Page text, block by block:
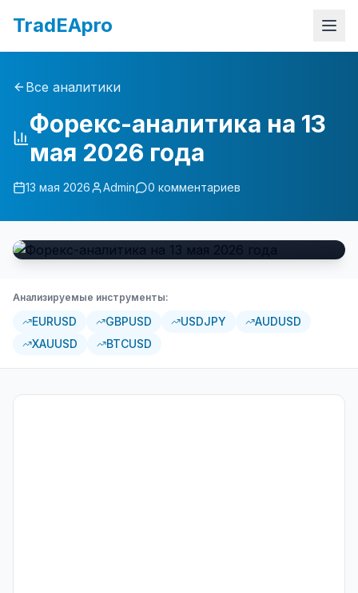
TradEApro
Все аналитики
Форекс-аналитика на 13
мая 2026 года
13 мая 2026 Admin 0 комментариев
Анализируемые инструменты:
EURUSD GBPUSD USDJPY
AUDUSD
XAUUSD
BTCUSD